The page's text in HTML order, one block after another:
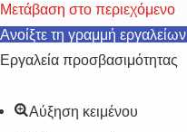
Μετάβαση στο περιεχόμενο
Ανοίξτε τη γραμμή εργαλείων
Εργαλεία προσβασιμότητας
Αύξηση κειμένου